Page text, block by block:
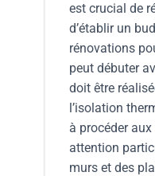
est crucial de
d’établir un
rénovations
peut débuter
doit être
l’isolation
à procéder
attention
murs et des